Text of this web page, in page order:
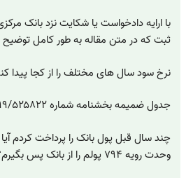
با ارایه دادخواست یا شکایت نزد بانک
ثبت که در متن مقاله به طور کامل توضیح
نرخ سود سال های مختلف را از کجا پیدا
جدول ضمیمه بخشنامه شماره ۹۹/۵۲۵۸۲۲ مورخ ۱۳۹۹/۱۱/۲۲
چند سال قبل پول بانک را پرداخت کردم
وحدت رویه ۷۹۴ پولم را از بانک پس بگیرم؟